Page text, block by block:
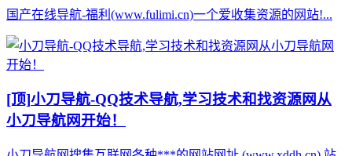
国产在线导航-福利(www.fulimi.cn)一个爱收集资源的网站!...
[顶]小刀导航-QQ技术导航,学习技术和找资源网从
小刀导航网开始！